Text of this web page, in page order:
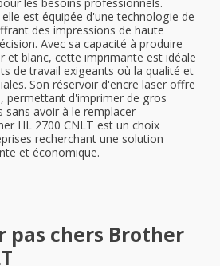
est équipée d'une technologie de
des impressions de haute
Avec sa capacité à produire
et blanc, cette imprimante est idéale
de travail exigeants où la qualité et
Son réservoir d'encre laser offre
permettant d'imprimer de gros
avoir à le remplacer
HL 2700 CNLT est un choix
recherchant une solution
et économique.
pas chers Brother